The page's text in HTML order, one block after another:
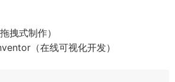
拽式制作）
（在线可视化开发）